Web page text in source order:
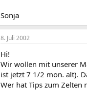
Sonja
8. Juli 2002
Hi!
Wir wollen mit unserer
ist jetzt 7 1/2 mon. alt).
Wer hat Tips zum Zelten